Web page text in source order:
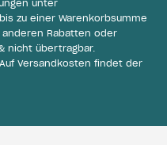
unter
zu einer Warenkorbsumme
Rabatten oder
nicht übertragbar.
Versandkosten findet der